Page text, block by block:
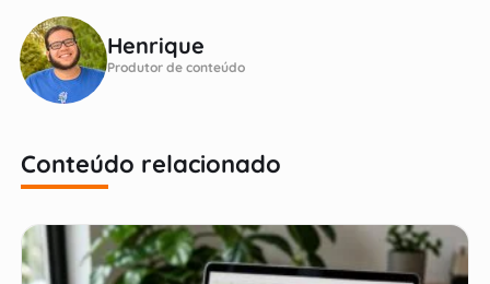
Henrique
Produtor de conteúdo
Conteúdo relacionado